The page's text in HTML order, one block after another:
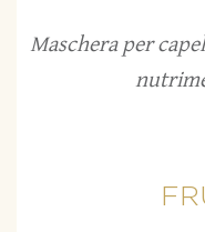
Maschera per